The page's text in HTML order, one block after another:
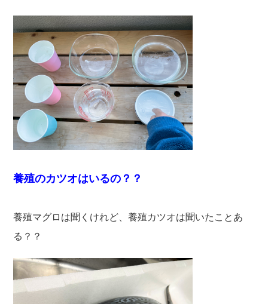
養殖のカツオはいるの？？
養殖マグロは聞くけれど、養殖カツオは聞いたことあ
る？？